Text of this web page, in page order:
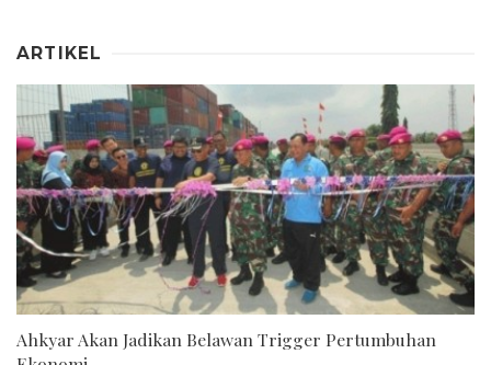
ARTIKEL
Ahkyar Akan Jadikan Belawan Trigger Pertumbuhan